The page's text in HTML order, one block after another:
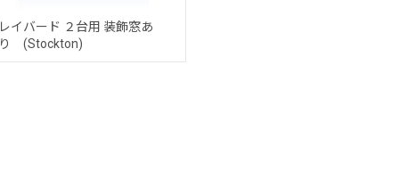
レイバード ２台用 装飾窓あ
り (Stockton)